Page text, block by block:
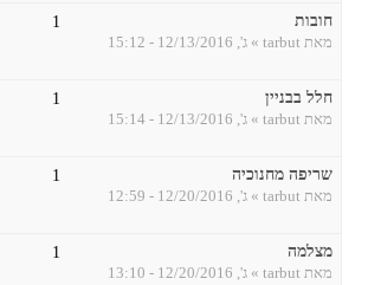
חובות
מאת tarbut » ג', 12/13/2016 - 15:12
1
חלל בבניין
מאת tarbut » ג', 12/13/2016 - 15:14
1
שריפה מחנוכיה
מאת tarbut » ג', 12/20/2016 - 12:59
1
מצלמה
מאת tarbut » ג', 12/20/2016 - 13:10
1